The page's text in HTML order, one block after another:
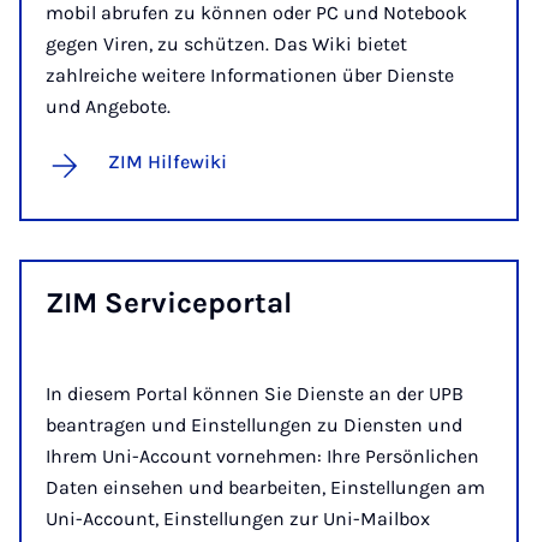
mobil abrufen zu können oder PC und Notebook
gegen Viren, zu schützen. Das Wiki bietet
zahlreiche weitere Informationen über Dienste
und Angebote.
ZIM Hilfewiki
ZIM Ser­vice­por­tal
In diesem Portal können Sie Dienste an der UPB
beantragen und Einstellungen zu Diensten und
Ihrem Uni-Account vornehmen: Ihre Persönlichen
Daten einsehen und bearbeiten, Einstellungen am
Uni-Account, Einstellungen zur Uni-Mailbox